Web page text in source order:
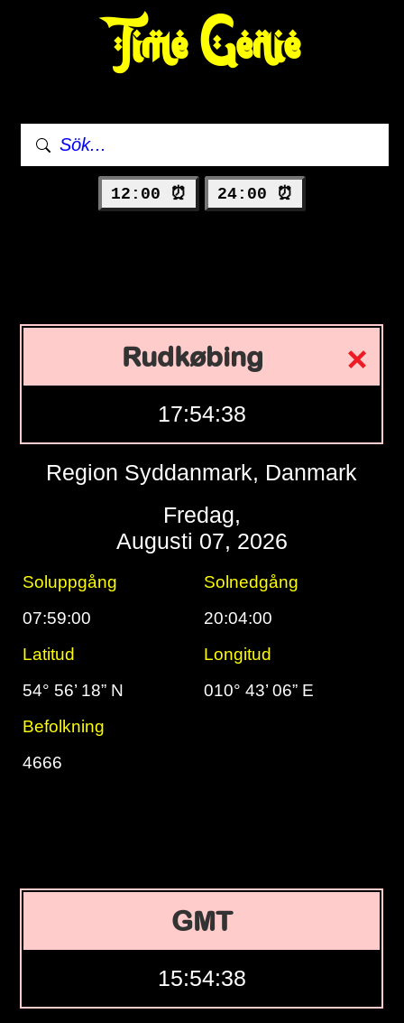
Time Genie
12:00 ⏰ 24:00 ⏰
Rudkøbing
17:54:39
Region Syddanmark, Danmark
Fredag,
Augusti 07, 2026
Soluppgång
Solnedgång
07:59:00
20:04:00
Latitud
Longitud
54° 56’ 18” N
010° 43’ 06” E
Befolkning
4666
GMT
15:54:39